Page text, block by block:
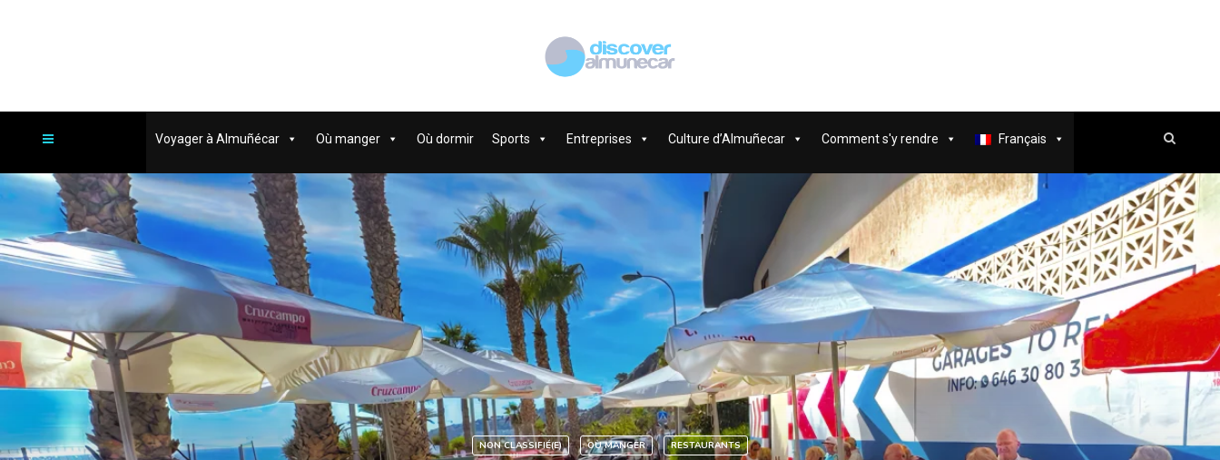
Voyager à Almuñécar Où manger Où dormir Sports Entreprises Culture d’Almuñecar Comment s'y rendre Français
NON CLASSIFIÉ(E) OÙ MANGER RESTAURANTS